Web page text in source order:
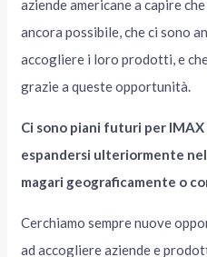
aziende americane a capire
ancora possibile, che ci sono
accogliere i loro prodotti, e
grazie a queste opportunità.
Ci sono piani futuri per
espandersi ulteriormente
magari geograficamente o
Cerchiamo sempre nuove
ad accogliere aziende e